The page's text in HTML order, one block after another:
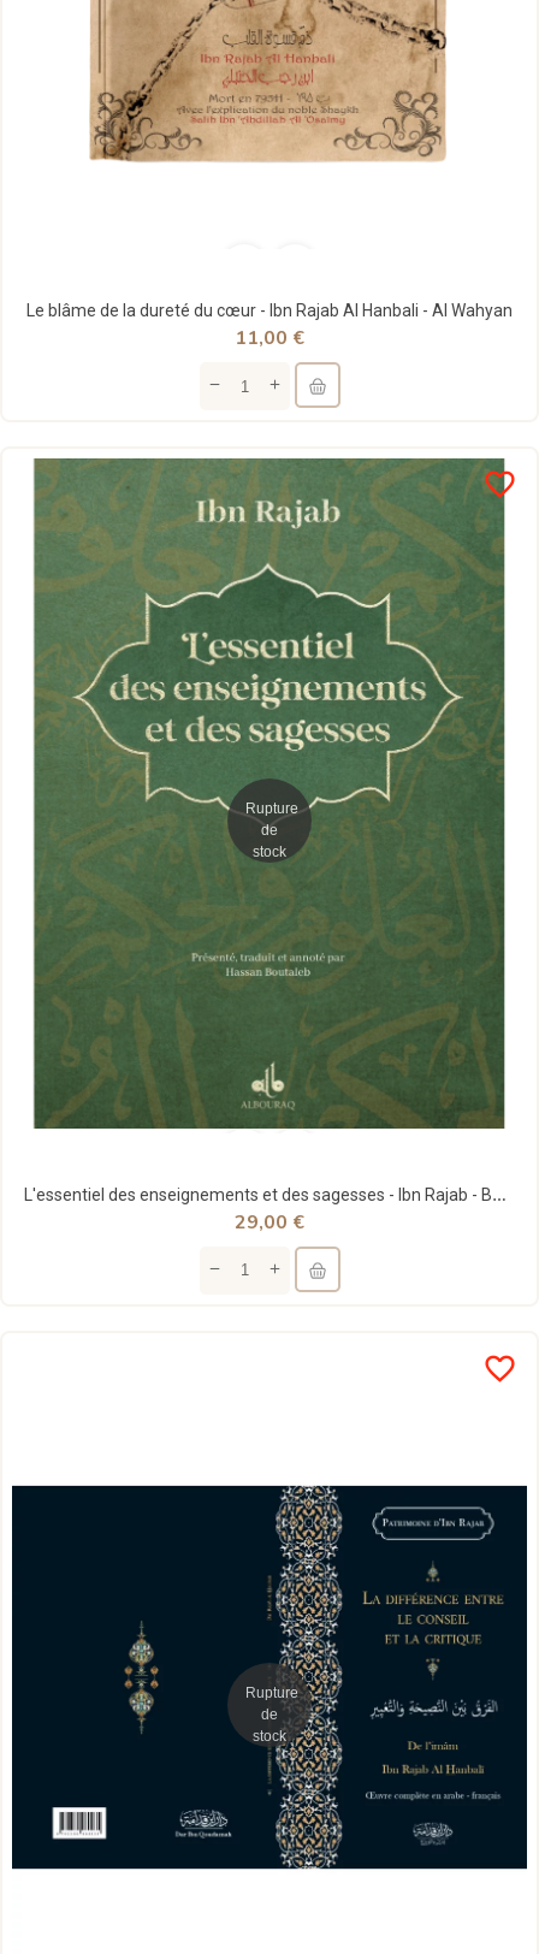
Le blâme de la dureté du cœur - Ibn Rajab Al Hanbali - Al Wahyan
11,00 €
favorite_border
Rupture
de
stock
L'essentiel des enseignements et des sagesses - Ibn Rajab - Bouraq
29,00 €
favorite_border
Rupture
de
stock